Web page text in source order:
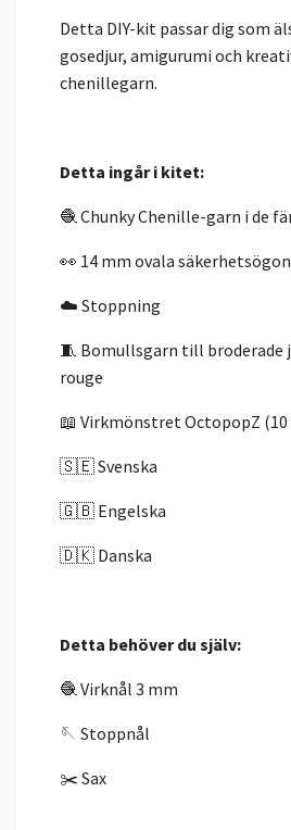
Detta DIY-kit passar dig som
gosedjur, amigurumi och
chenillegarn.
Detta ingår i kitet:
🧶 Chunky Chenille-garn i de
👀 14 mm ovala säkerhetsögon
☁️ Stoppning
🧵 Bomullsgarn till broderade
rouge
📖 Virkmönstret OctopopZ (10
🇸🇪 Svenska
🇬🇧 Engelska
🇩🇰 Danska
Detta behöver du själv:
🧶 Virknål 3 mm
🪡 Stoppnål
✂️ Sax